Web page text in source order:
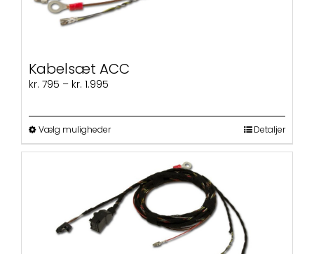
Kabelsæt ACC
kr. 795 – kr. 1.995
kr. 1.995
Vælg mulighederDette
vare
varianter.
Mulighederne
kan
vælges
Detaljer